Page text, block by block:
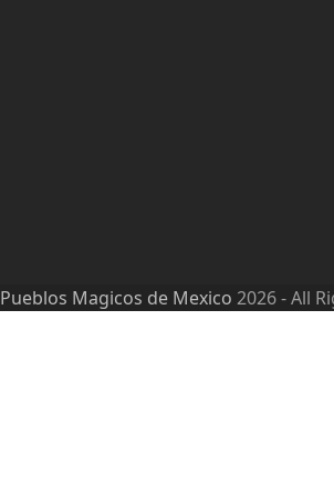
Pueblos Magicos de Mexico 2026 - All